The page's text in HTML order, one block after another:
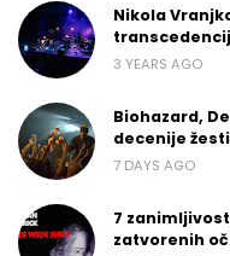
Nikola
3 YEARS AGO
Biohazard,
decenije
7 DAYS AGO
7
zatvorenih